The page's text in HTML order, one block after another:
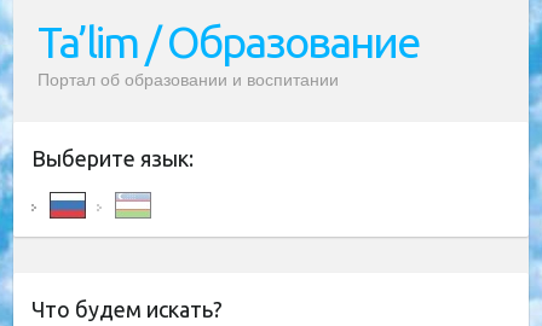
Ta’lim / Образование
Портал об образовании и воспитании
Выберите язык:
Что будем искать?